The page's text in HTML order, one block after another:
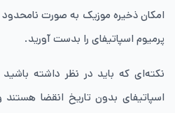
امکان ذخیره موزیک به صورت نامحدود
پرمیوم اسپاتیفای را بدست آورید.
نکته‌ای که باید در نظر داشته
اسپاتیفای بدون تاریخ انقضا هستند